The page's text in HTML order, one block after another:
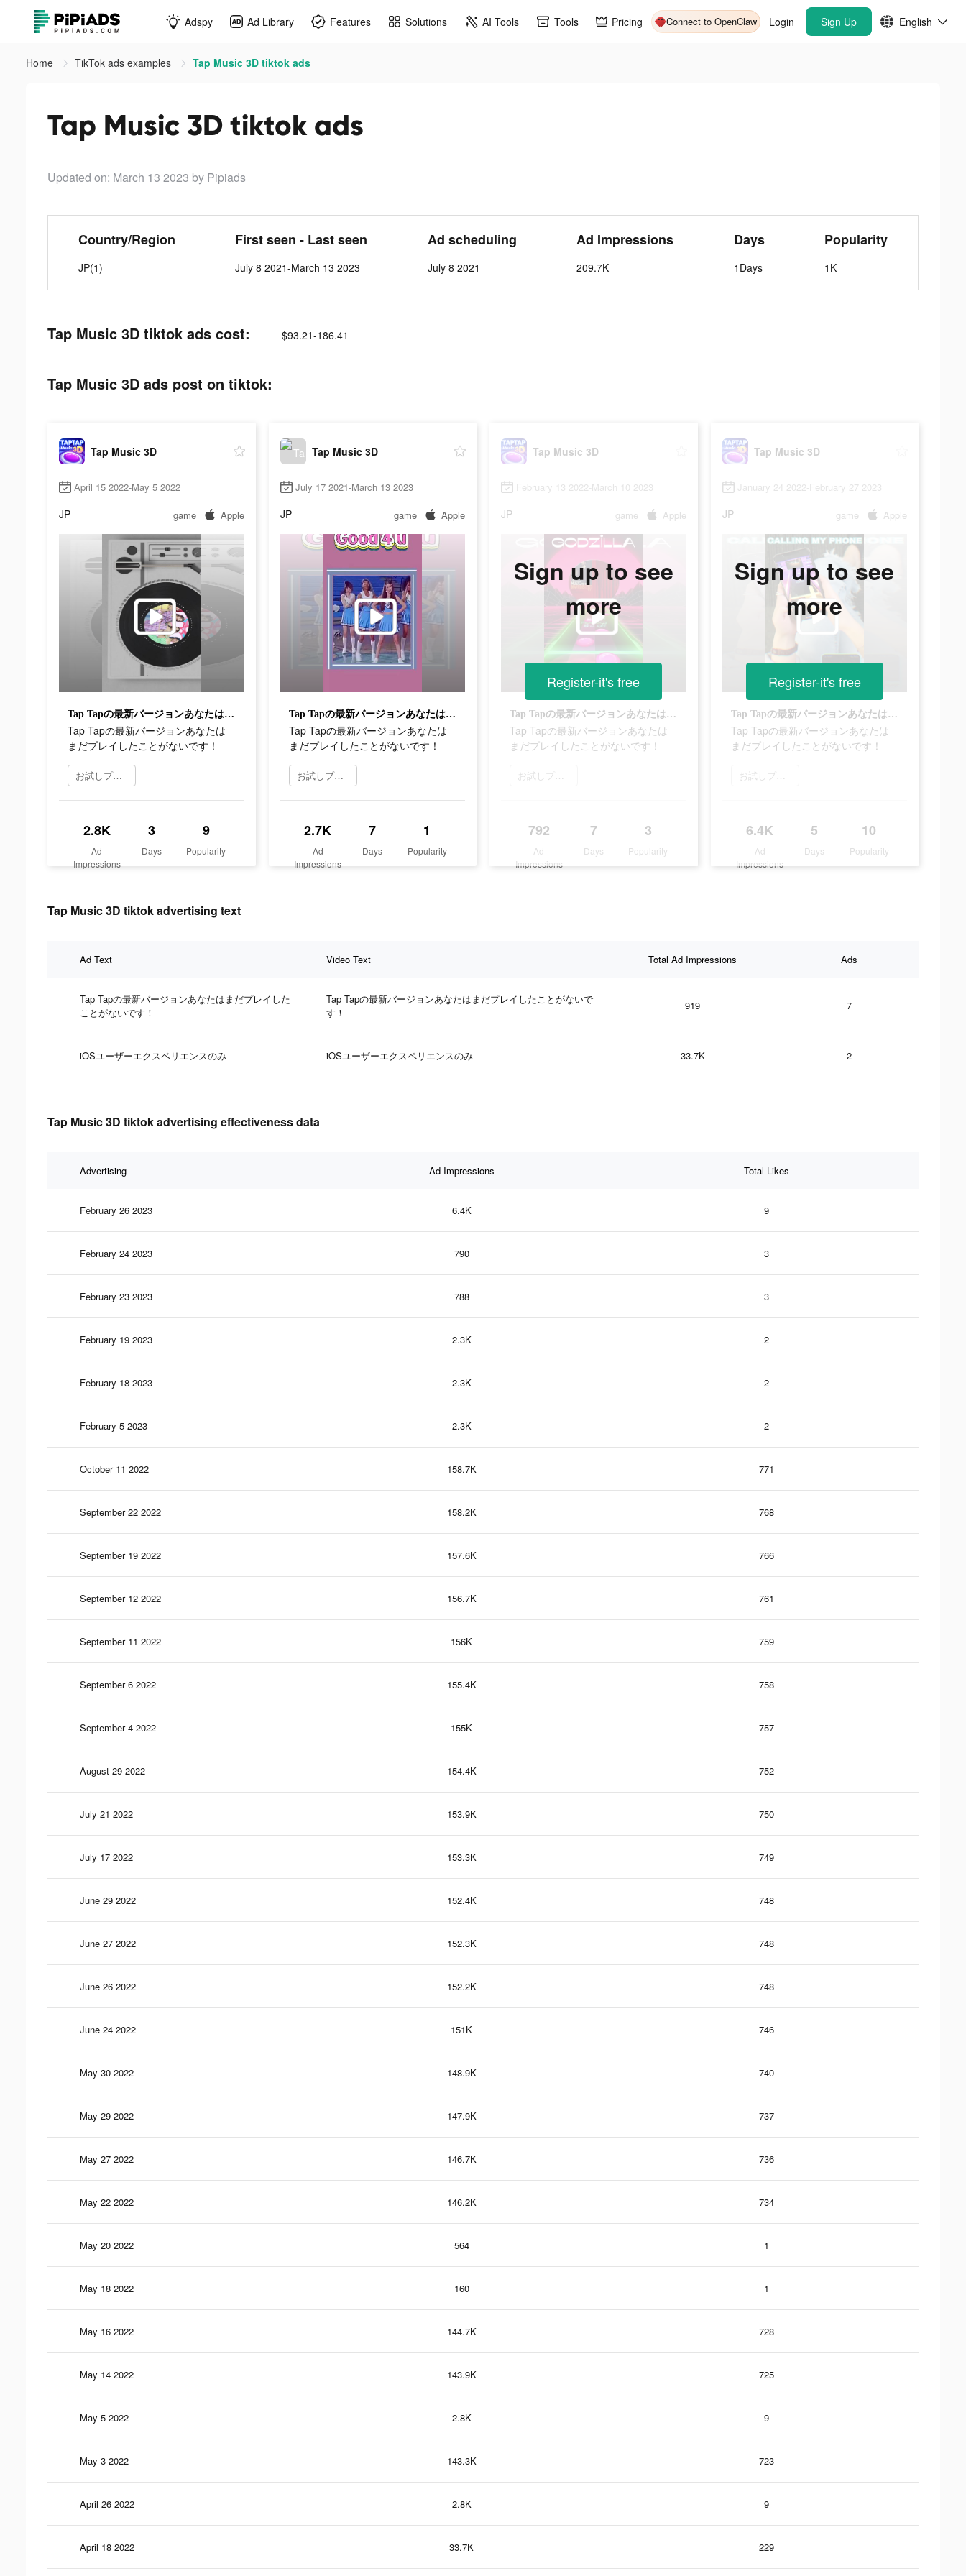
Adspy Ad Library Features Solutions AI Tools Tools Pricing Connect to OpenClaw Login Sign Up English
Home TikTok ads examples Tap Music 3D tiktok ads
Tap Music 3D tiktok ads
Updated on: March 13 2023 by Pipiads
Country/Region
JP(1)
First seen - Last seen
July 8 2021-March 13 2023
Ad scheduling
July 8 2021
Ad Impressions
209.7K
Days
1Days
Popularity
1K
Tap Music 3D tiktok ads cost: $93.21-186.41
Tap Music 3D ads post on tiktok:
Tap Music 3D
April 15 2022-May 5 2022
JP game Apple
Tap Tapの最新バージョンあなたはまだプレイしたことがないです！
Tap Tapの最新バージョンあなたは
まだプレイしたことがないです！
お試しプレイ
2.8K
Ad
Impressions
3
Days
9
Popularity
Tap Music 3D
July 17 2021-March 13 2023
JP game Apple
Tap Tapの最新バージョンあなたはまだプレイしたことがないです！
Tap Tapの最新バージョンあなたは
まだプレイしたことがないです！
お試しプレイ
2.7K
Ad
Impressions
7
Days
1
Popularity
Tap Music 3D
February 13 2022-March 10 2023
JP game Apple
Tap Tapの最新バージョンあなたはまだプレイしたことがないです！
Tap Tapの最新バージョンあなたは
まだプレイしたことがないです！
お試しプレイ
792
Ad
Impressions
7
Days
3
Popularity
Sign up to see
more
Register-it's free
Tap Music 3D
January 24 2022-February 27 2023
JP game Apple
Tap Tapの最新バージョンあなたはまだプレイしたことがないです！
Tap Tapの最新バージョンあなたは
まだプレイしたことがないです！
お試しプレイ
6.4K
Ad
Impressions
5
Days
10
Popularity
Sign up to see
more
Register-it's free
Tap Music 3D tiktok advertising text
Ad Text Video Text Total Ad Impressions Ads
Tap Tapの最新バージョンあなたはまだプレイした
ことがないです！
Tap Tapの最新バージョンあなたはまだプレイしたことがないで
す！
919 7
iOSユーザーエクスペリエンスのみ iOSユーザーエクスペリエンスのみ 33.7K 2
Tap Music 3D tiktok advertising effectiveness data
Advertising Ad Impressions Total Likes
February 26 2023 6.4K 9
February 24 2023 790 3
February 23 2023 788 3
February 19 2023 2.3K 2
February 18 2023 2.3K 2
February 5 2023 2.3K 2
October 11 2022 158.7K 771
September 22 2022 158.2K 768
September 19 2022 157.6K 766
September 12 2022 156.7K 761
September 11 2022 156K 759
September 6 2022 155.4K 758
September 4 2022 155K 757
August 29 2022 154.4K 752
July 21 2022 153.9K 750
July 17 2022 153.3K 749
June 29 2022 152.4K 748
June 27 2022 152.3K 748
June 26 2022 152.2K 748
June 24 2022 151K 746
May 30 2022 148.9K 740
May 29 2022 147.9K 737
May 27 2022 146.7K 736
May 22 2022 146.2K 734
May 20 2022 564 1
May 18 2022 160 1
May 16 2022 144.7K 728
May 14 2022 143.9K 725
May 5 2022 2.8K 9
May 3 2022 143.3K 723
April 26 2022 2.8K 9
April 18 2022 33.7K 229